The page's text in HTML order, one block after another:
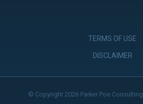
TERMS OF USE
DISCLAIMER
© Copyright 2026 Parker Poe Consulting